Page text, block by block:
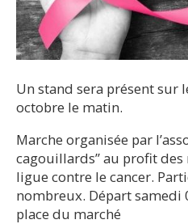
Un stand sera présent sur
octobre le matin.
Marche organisée par
cagouillards” au profit des
ligue contre le cancer.
nombreux. Départ samedi
place du marché